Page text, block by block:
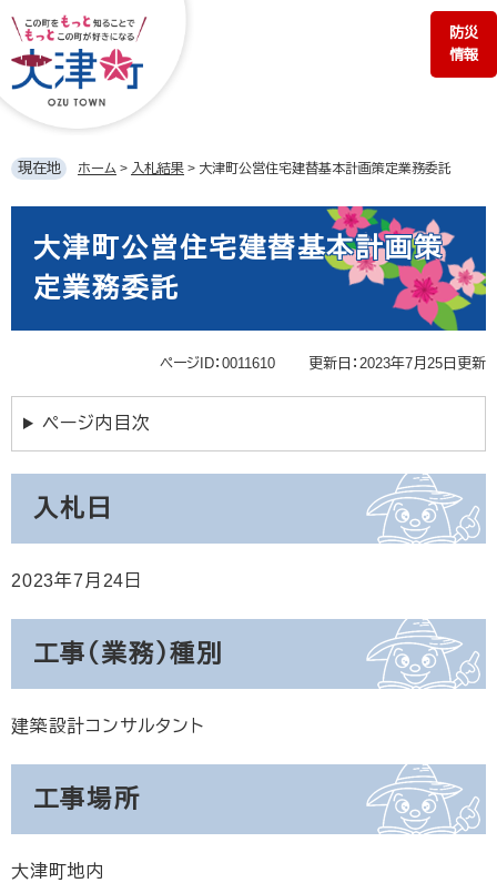
ジ
の
す。
ュ
ー
し
防災
情報
現在地 ホーム > 入札結果 > 大津町公営住宅建替基本計画策定業務委託
大津町公営住宅建替基本計画策
定業務委託
ページID：0011610 更新日：2023年7月25日更新
ページ内目次
入札日
2023年7月24日
工事（業務）種別
建築設計コンサルタント
工事場所
大津町地内